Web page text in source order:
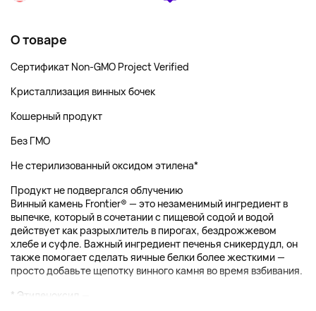
О товаре
Сертификат Non-GMO Project Verified
Кристаллизация винных бочек
Кошерный продукт
Без ГМО
Не стерилизованный оксидом этилена*
Продукт не подвергался облучению
Винный камень Frontier® — это незаменимый ингредиент в
выпечке, который в сочетании с пищевой содой и водой
действует как разрыхлитель в пирогах, бездрожжевом
хлебе и суфле. Важный ингредиент печенья сникердудл, он
также помогает сделать яичные белки более жесткими —
просто добавьте щепотку винного камня во время взбивания.
* Этиленоксид —...